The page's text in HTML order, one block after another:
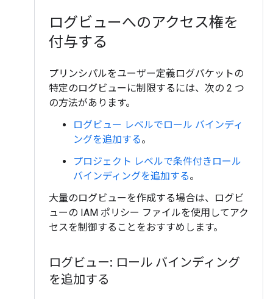
ログビューへのアクセス権を
付与する
プリンシパルをユーザー定義ログバケットの
特定のログビューに制限するには、次の 2 つ
の方法があります。
ログビュー レベルでロール バインディ
ングを追加する。
プロジェクト レベルで条件付きロール
バインディングを追加する。
大量のログビューを作成する場合は、ログビ
ューの IAM ポリシー ファイルを使用してアク
セスを制御することをおすすめします。
ログビュー: ロール バインディング
を追加する